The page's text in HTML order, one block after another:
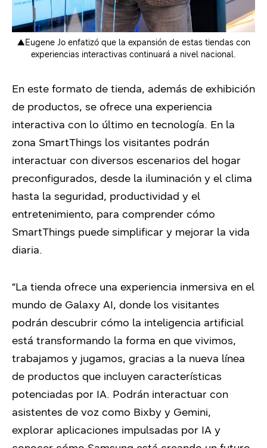
▲Eugene Jo enfatizó que la expansión de estas tiendas con
experiencias interactivas continuará a nivel nacional.
En este formato de tienda, además de exhibición
de productos, se ofrece una experiencia
interactiva con lo último en tecnología. En la
zona SmartThings los visitantes podrán
interactuar con diversos escenarios del hogar
preconfigurados, desde la iluminación y el clima
hasta la seguridad, productividad y el
entretenimiento, para comprender cómo
SmartThings puede simplificar y mejorar la vida
diaria.
“La tienda ofrece una experiencia inmersiva en el
mundo de Galaxy AI, donde los visitantes
podrán descubrir cómo la inteligencia artificial
está transformando la forma en que vivimos,
trabajamos y jugamos, gracias a la nueva línea
de productos que incluyen características
potenciadas por IA. Podrán interactuar con
asistentes de voz como Bixby y Gemini,
explorar aplicaciones impulsadas por IA y